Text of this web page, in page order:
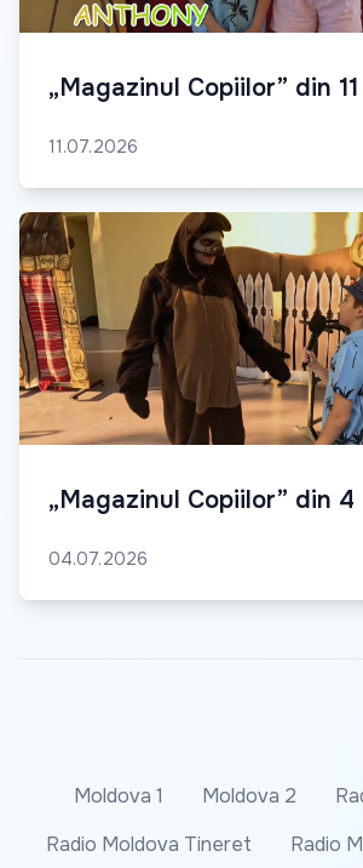
„Magazinul Copiilor” din
11.07.2026
„Magazinul Copiilor” din
04.07.2026
Moldova 1 Moldova 2
Radio Moldova Tineret
Radio